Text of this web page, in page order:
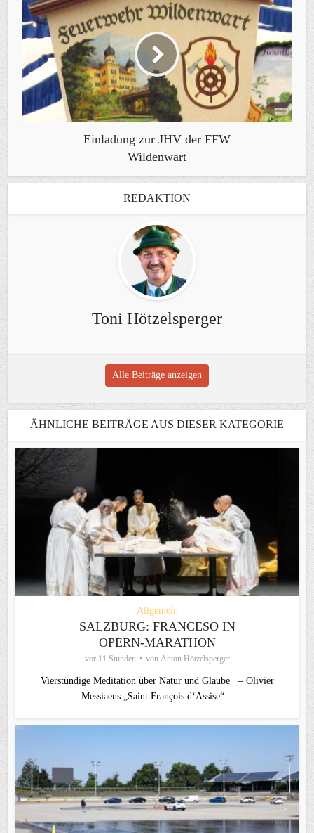
Einladung zur JHV der FFW
Wildenwart
REDAKTION
Toni Hötzelsperger
Alle Beiträge anzeigen
ÄHNLICHE BEITRÄGE AUS DIESER KATEGORIE
Allgemein
SALZBURG: FRANCESO IN
OPERN-MARATHON
vor 11 Stunden von Anton Hötzelsperger
Vierstündige Meditation über Natur und Glaube – Olivier
Messiaens „Saint François d‘Assise“...